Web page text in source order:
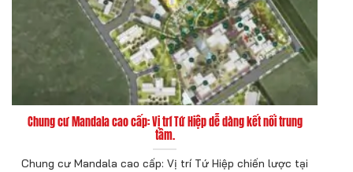
Chung cư Mandala cao cấp: Vị trí Tứ Hiệp dễ dàng kết nối trung
tâm.
Chung cư Mandala cao cấp: Vị trí Tứ Hiệp chiến lược tại